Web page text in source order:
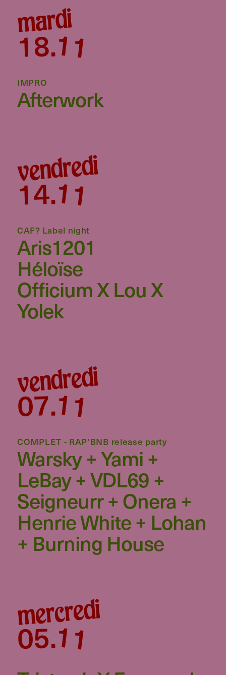
mardi
11
.
18
IMPRO
Afterwork
vendredi
11
.
14
CAF? Label night
Aris1201
Héloïse
Officium X Lou X
Yolek
vendredi
11
.
07
COMPLET - RAP’BNB release party
Warsky + Yami +
LeBay + VDL69 +
Seigneurr + Onera +
Henrie White + Lohan
+ Burning House
mercredi
11
.
05